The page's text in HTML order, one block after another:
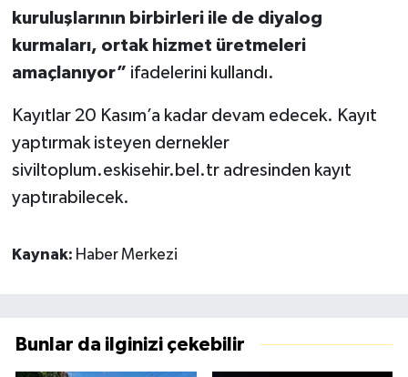
kuruluşlarının birbirleri ile de diyalog
kurmaları, ortak hizmet üretmeleri
amaçlanıyor” ifadelerini kullandı.
Kayıtlar 20 Kasım’a kadar devam edecek. Kayıt
yaptırmak isteyen dernekler
siviltoplum.eskisehir.bel.tr adresinden kayıt
yaptırabilecek.
Kaynak: Haber Merkezi
Bunlar da ilginizi çekebilir